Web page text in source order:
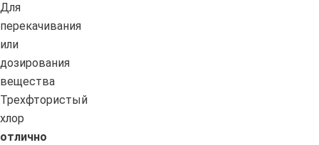
Для
перекачивания
или
дозирования
вещества
Трехфтористый
хлор
отлично